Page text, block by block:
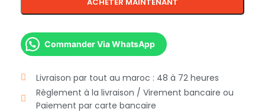
Commander Via WhatsApp
Livraison par tout au maroc : 48 à 72 heures
Règlement à la livraison / Virement bancaire ou
Paiement par carte bancaire